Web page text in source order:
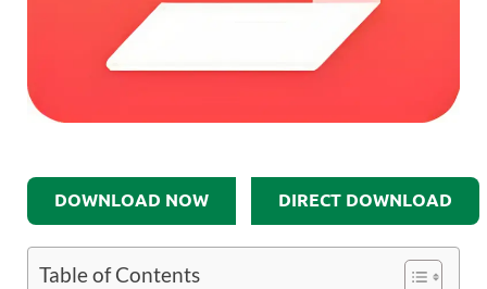
DOWNLOAD NOW DIRECT DOWNLOAD
Table of Contents